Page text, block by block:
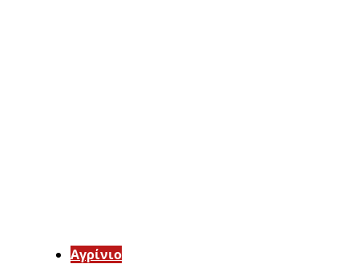
Aγρίνιο